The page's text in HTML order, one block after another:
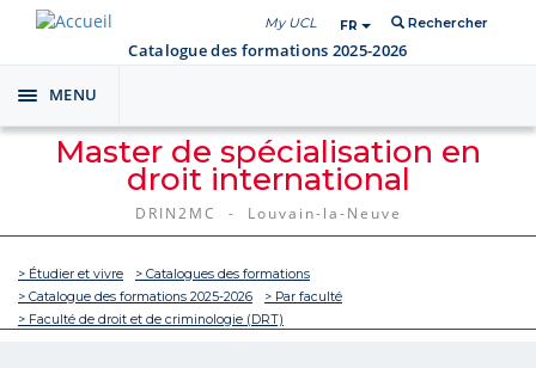
My UCL FR Rechercher
Catalogue des formations 2025-2026
Toggle
navigation
MENU
Master de spécialisation en
droit international
DRIN2MC - Louvain-la-Neuve
> Étudier et vivre
> Catalogues des formations
> Catalogue des formations 2025-2026
> Par faculté
> Faculté de droit et de criminologie (DRT)